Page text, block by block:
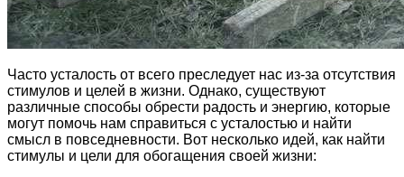
Часто усталость от всего преследует нас из-за отсутствия
стимулов и целей в жизни. Однако, существуют
различные способы обрести радость и энергию, которые
могут помочь нам справиться с усталостью и найти
смысл в повседневности. Вот несколько идей, как найти
стимулы и цели для обогащения своей жизни: